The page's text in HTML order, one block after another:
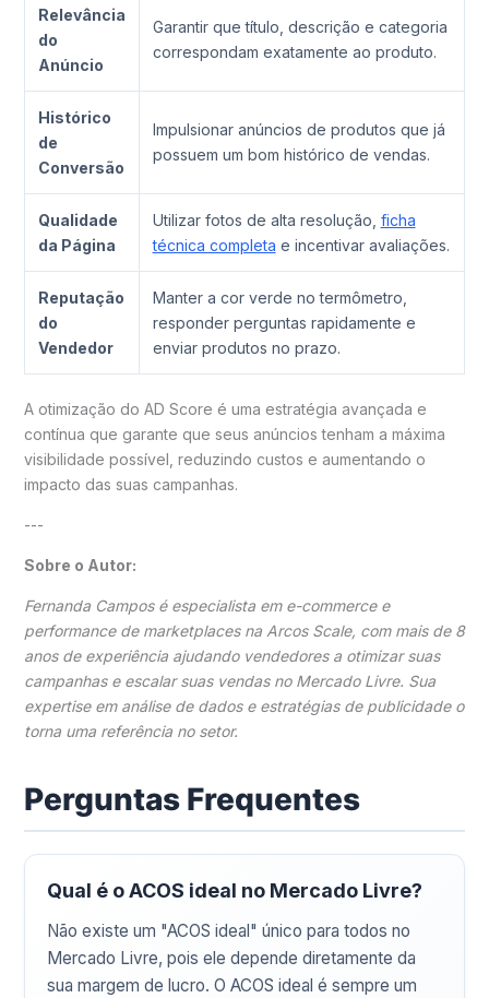
Relevância
do
Anúncio
Garantir que título, descrição e categoria
correspondam exatamente ao produto.
Histórico
de
Conversão
Impulsionar anúncios de produtos que já
possuem um bom histórico de vendas.
Qualidade
da Página
Utilizar fotos de alta resolução, ficha
técnica completa e incentivar avaliações.
Reputação
do
Vendedor
Manter a cor verde no termômetro,
responder perguntas rapidamente e
enviar produtos no prazo.
A otimização do AD Score é uma estratégia avançada e
contínua que garante que seus anúncios tenham a máxima
visibilidade possível, reduzindo custos e aumentando o
impacto das suas campanhas.
---
Sobre o Autor:
Fernanda Campos é especialista em e-commerce e
performance de marketplaces na Arcos Scale, com mais de 8
anos de experiência ajudando vendedores a otimizar suas
campanhas e escalar suas vendas no Mercado Livre. Sua
expertise em análise de dados e estratégias de publicidade o
torna uma referência no setor.
Perguntas Frequentes
Qual é o ACOS ideal no Mercado Livre?
Não existe um "ACOS ideal" único para todos no
Mercado Livre, pois ele depende diretamente da
sua margem de lucro. O ACOS ideal é sempre um